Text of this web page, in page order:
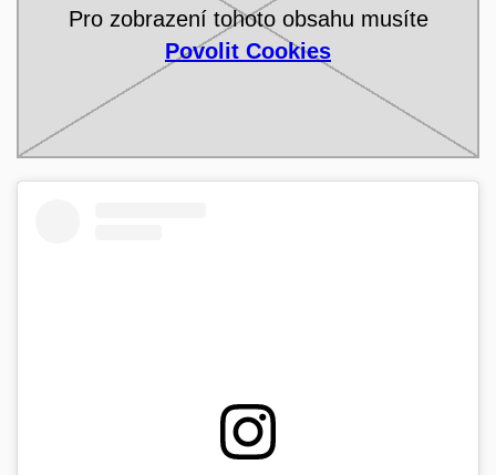
Pro zobrazení tohoto obsahu musíte
Povolit Cookies